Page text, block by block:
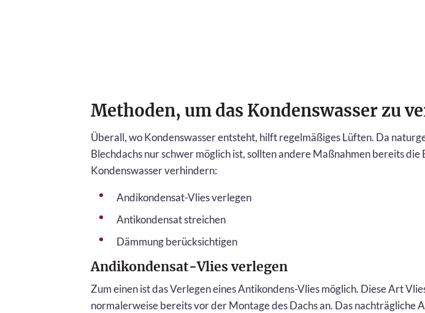
Methoden, um das Kondenswasser zu
Überall, wo Kondenswasser entsteht, hilft regelmäßiges Lüften. Da
Blechdachs nur schwer möglich ist, sollten andere Maßnahmen bereits die
Kondenswasser verhindern:
Andikondensat-Vlies verlegen
Antikondensat streichen
Dämmung berücksichtigen
Andikondensat-Vlies verlegen
Zum einen ist das Verlegen eines Antikondens-Vlies möglich. Diese Art
normalerweise bereits vor der Montage des Dachs an. Das nachträgliche